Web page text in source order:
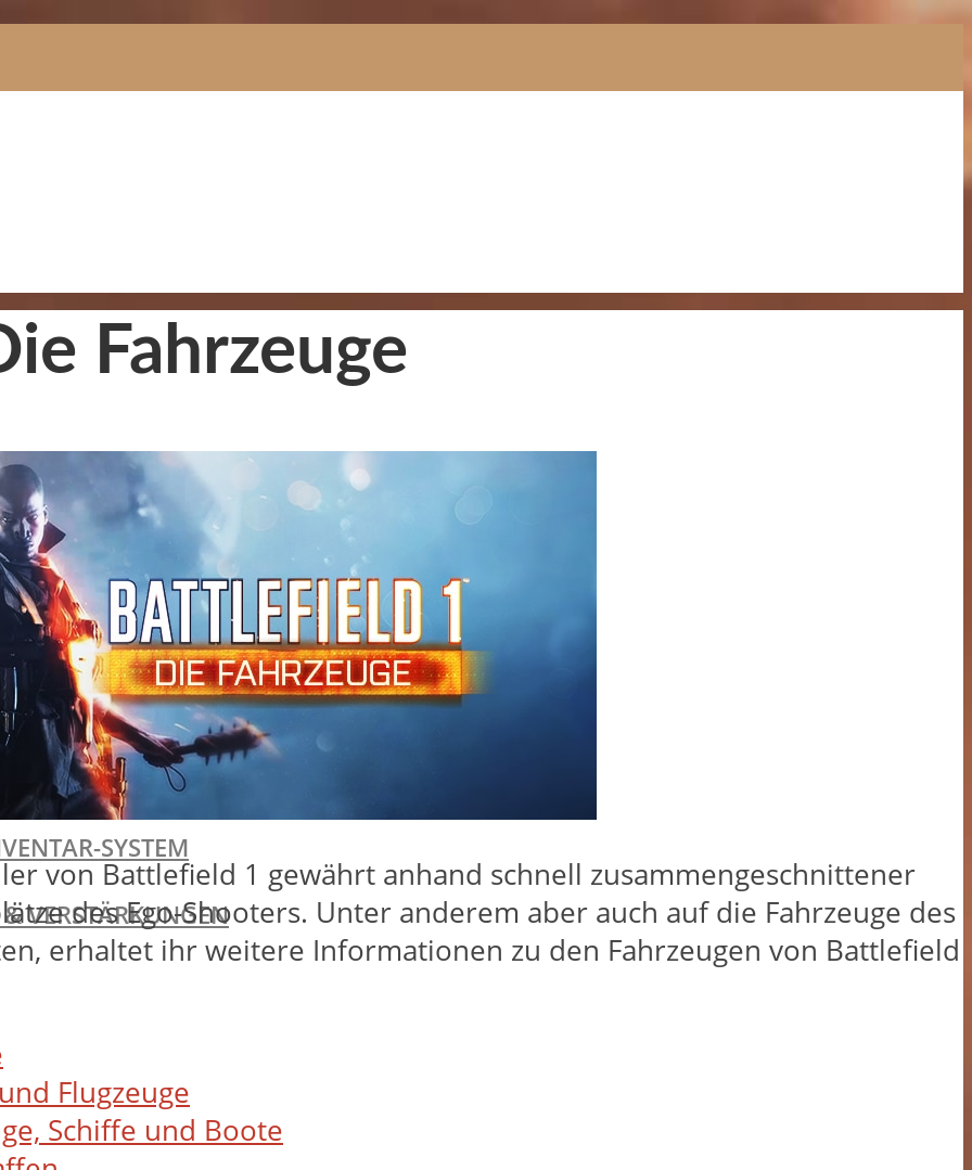
SYSTEM
VERSTÄRKUNGEN
Fahrzeuge
von Battlefield 1 gewährt anhand schnell zusammengeschnittener
des Ego-Shooters. Unter anderem aber auch auf die Fahrzeuge des
erhaltet ihr weitere Informationen zu den Fahrzeugen von Battlefield
Flugzeuge
Schiffe und Boote